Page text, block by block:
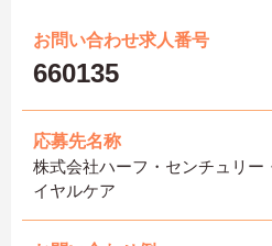
お問い合わせ求人番号
660135
応募先名称
株式会社ハーフ・センチュリー
イヤルケア